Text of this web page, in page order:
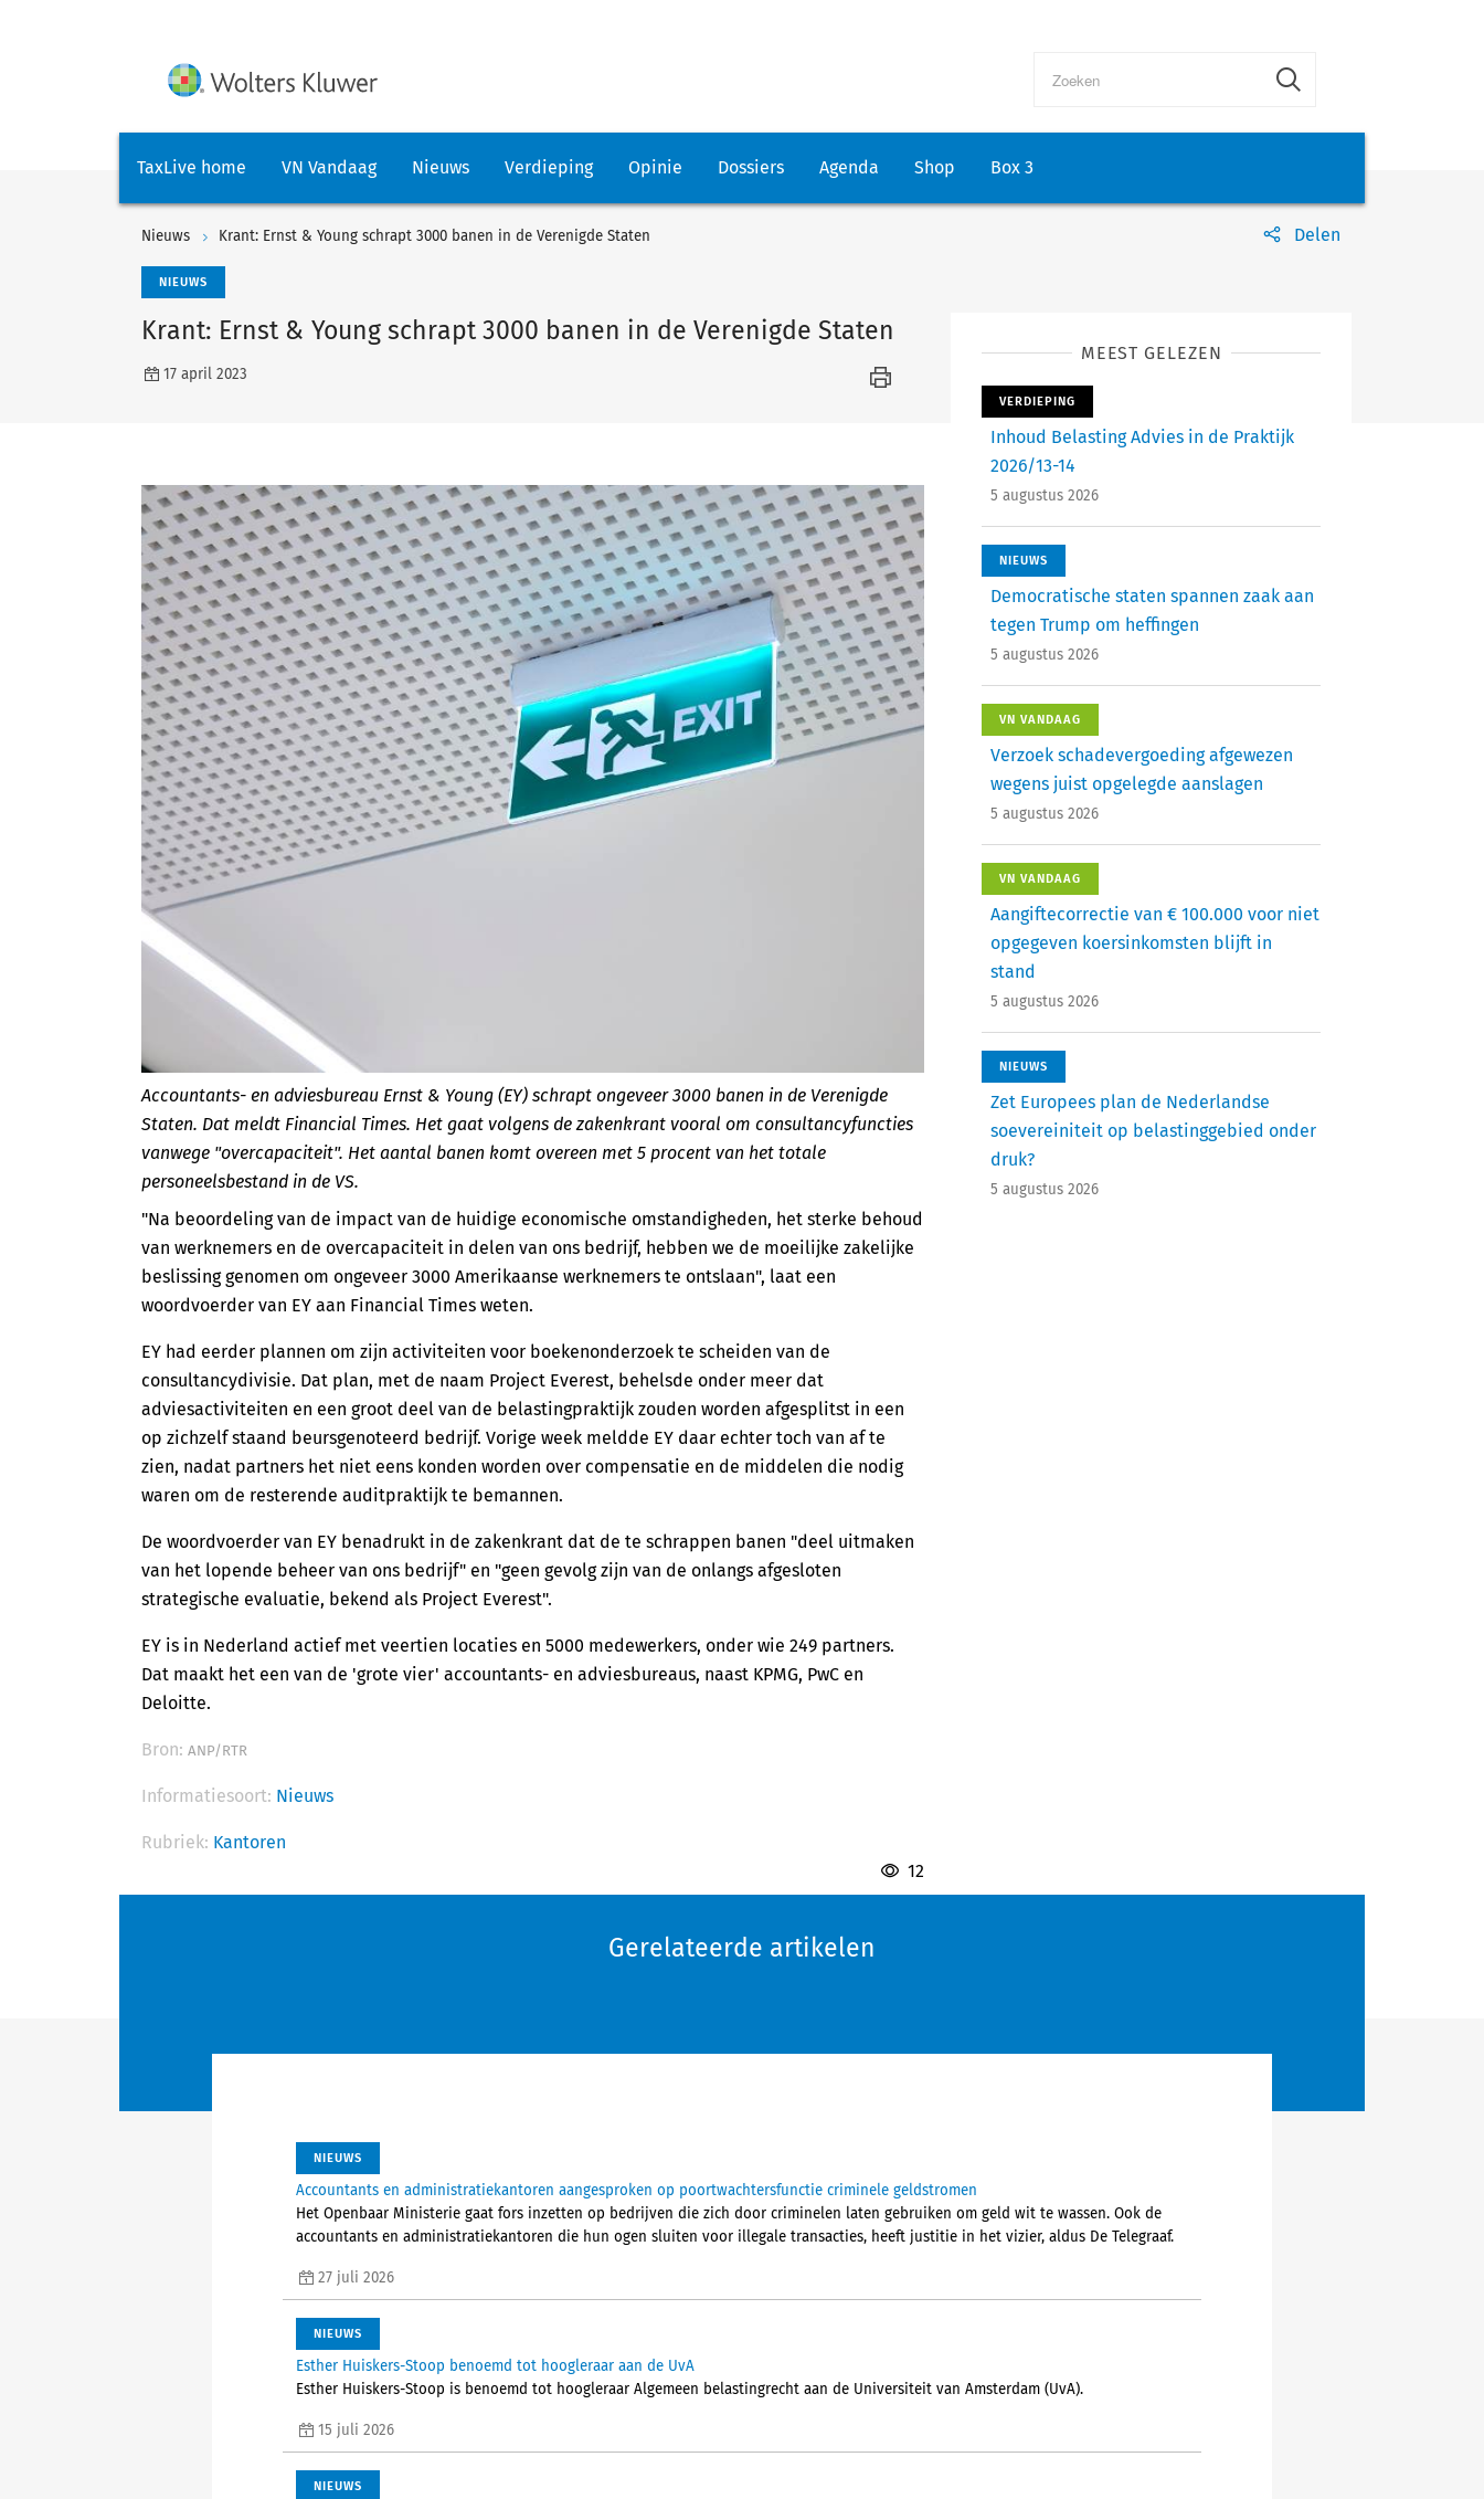
TaxLive home VN Vandaag Nieuws Verdieping Opinie Dossiers Agenda Shop Box 3
Nieuws Krant: Ernst & Young schrapt 3000 banen in de Verenigde Staten Delen
NIEUWS
Krant: Ernst & Young schrapt 3000 banen in de Verenigde Staten
17 april 2023
Accountants- en adviesbureau Ernst & Young (EY) schrapt ongeveer 3000 banen in de Verenigde
Staten. Dat meldt Financial Times. Het gaat volgens de zakenkrant vooral om consultancyfuncties
vanwege "overcapaciteit". Het aantal banen komt overeen met 5 procent van het totale
personeelsbestand in de VS.
"Na beoordeling van de impact van de huidige economische omstandigheden, het sterke behoud
van werknemers en de overcapaciteit in delen van ons bedrijf, hebben we de moeilijke zakelijke
beslissing genomen om ongeveer 3000 Amerikaanse werknemers te ontslaan", laat een
woordvoerder van EY aan Financial Times weten.
EY had eerder plannen om zijn activiteiten voor boekenonderzoek te scheiden van de
consultancydivisie. Dat plan, met de naam Project Everest, behelsde onder meer dat
adviesactiviteiten en een groot deel van de belastingpraktijk zouden worden afgesplitst in een
op zichzelf staand beursgenoteerd bedrijf. Vorige week meldde EY daar echter toch van af te
zien, nadat partners het niet eens konden worden over compensatie en de middelen die nodig
waren om de resterende auditpraktijk te bemannen.
De woordvoerder van EY benadrukt in de zakenkrant dat de te schrappen banen "deel uitmaken
van het lopende beheer van ons bedrijf" en "geen gevolg zijn van de onlangs afgesloten
strategische evaluatie, bekend als Project Everest".
EY is in Nederland actief met veertien locaties en 5000 medewerkers, onder wie 249 partners.
Dat maakt het een van de 'grote vier' accountants- en adviesbureaus, naast KPMG, PwC en
Deloitte.
Bron: ANP/RTR
Informatiesoort: Nieuws
Rubriek: Kantoren
12
MEEST GELEZEN
VERDIEPING
Inhoud Belasting Advies in de Praktijk
2026/13-14
5 augustus 2026
NIEUWS
Democratische staten spannen zaak aan
tegen Trump om heffingen
5 augustus 2026
VN VANDAAG
Verzoek schadevergoeding afgewezen
wegens juist opgelegde aanslagen
5 augustus 2026
VN VANDAAG
Aangiftecorrectie van € 100.000 voor niet
opgegeven koersinkomsten blijft in
stand
5 augustus 2026
NIEUWS
Zet Europees plan de Nederlandse
soevereiniteit op belastinggebied onder
druk?
5 augustus 2026
Gerelateerde artikelen
NIEUWS
Accountants en administratiekantoren aangesproken op poortwachtersfunctie criminele geldstromen
Het Openbaar Ministerie gaat fors inzetten op bedrijven die zich door criminelen laten gebruiken om geld wit te wassen. Ook de
accountants en administratiekantoren die hun ogen sluiten voor illegale transacties, heeft justitie in het vizier, aldus De Telegraaf.
27 juli 2026
NIEUWS
Esther Huiskers-Stoop benoemd tot hoogleraar aan de UvA
Esther Huiskers-Stoop is benoemd tot hoogleraar Algemeen belastingrecht aan de Universiteit van Amsterdam (UvA).
15 juli 2026
NIEUWS